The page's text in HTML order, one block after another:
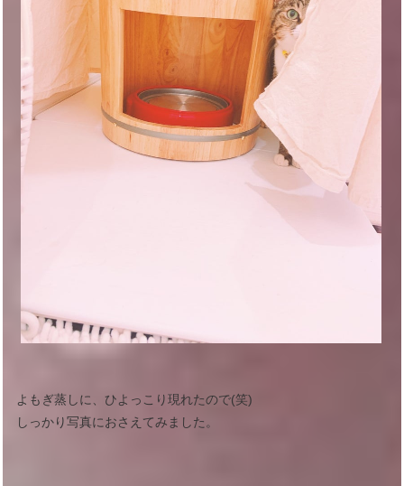
よもぎ蒸しに、ひよっこり現れたので(笑)
しっかり写真におさえてみました。